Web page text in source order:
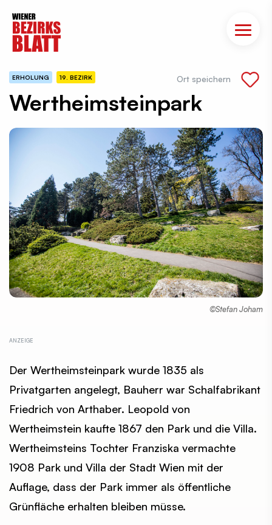
Ort speichern
ERHOLUNG 19. BEZIRK
Wertheimsteinpark
©Stefan Joham
Der Wertheimsteinpark wurde 1835 als
Privatgarten angelegt, Bauherr war Schalfabrikant
Friedrich von Arthaber. Leopold von
Wertheimstein kaufte 1867 den Park und die Villa.
Wertheimsteins Tochter Franziska vermachte
1908 Park und Villa der Stadt Wien mit der
Auflage, dass der Park immer als öffentliche
Grünfläche erhalten bleiben müsse.